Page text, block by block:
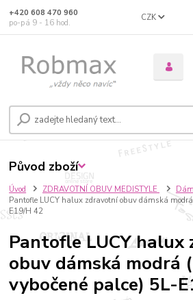
CZK
+420 608 470 960
po-pá 9 - 16 hod.
Úvod ZDRAVOTNÍ OBUV MEDISTYLE
Pantofle LUCY halux zdravotní obuv dámská
E19/H 42
Pantofle LUCY
obuv dámská modrá
vybočené palce) 5L-
Původ zboží